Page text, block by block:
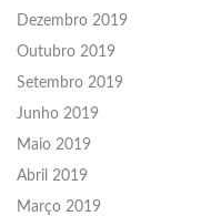
Dezembro 2019
Outubro 2019
Setembro 2019
Junho 2019
Maio 2019
Abril 2019
Março 2019